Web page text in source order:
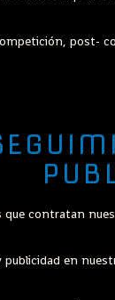
post-
contratan
en